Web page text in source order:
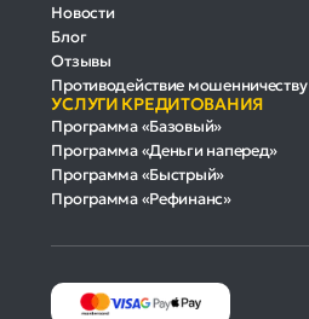
Новости
Блог
Отзывы
Противодействие мошенничеству
УСЛУГИ КРЕДИТОВАНИЯ
Программа «Базовый»
Программа «Деньги наперед»
Программа «Быстрый»
Программа «Рефинанс»